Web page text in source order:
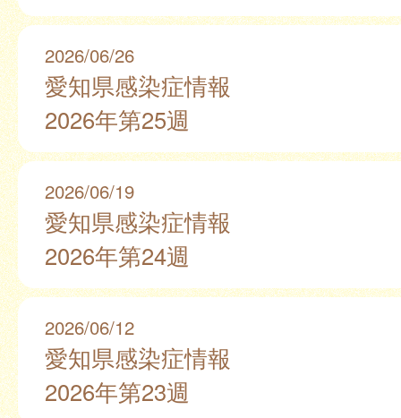
2026/06/26
愛知県感染症情報
2026年第25週
2026/06/19
愛知県感染症情報
2026年第24週
2026/06/12
愛知県感染症情報
2026年第23週